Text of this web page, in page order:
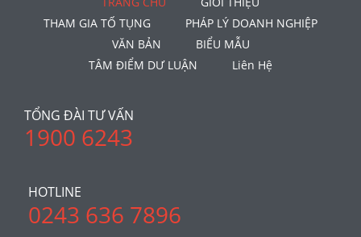
THAM GIA TỐ TỤNG
PHÁP LÝ DOANH NGHIỆP
VĂN BẢN
BIỂU MẪU
TÂM ĐIỂM DƯ LUẬN
Liên Hệ
TỔNG ĐÀI TƯ VẤN
1900 6243
HOTLINE
0243 636 7896